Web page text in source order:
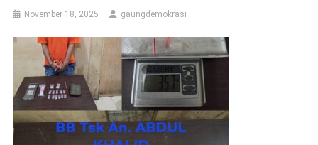
November 18, 2025 gaungdemokrasi